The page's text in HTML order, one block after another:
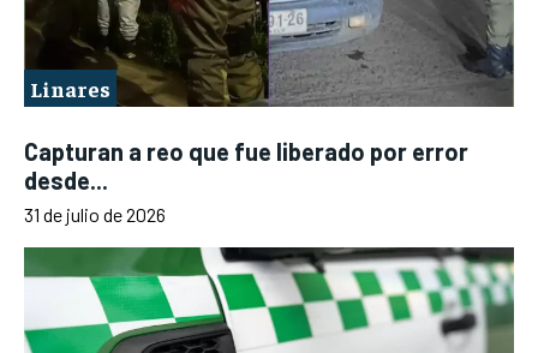
Linares
Capturan a reo que fue liberado por error
desde...
31 de julio de 2026